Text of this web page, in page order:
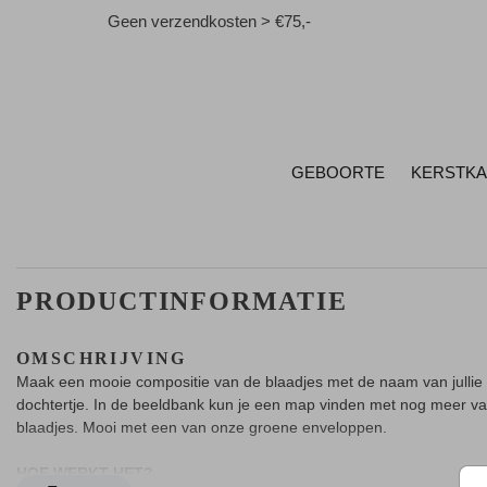
Geen verzendkosten > €75,-
GEBOORTE
PRODUCTINFORMATIE
OMSCHRIJVING
Maak een mooie compositie van de blaadjes met de naam van jullie
dochtertje. In de beeldbank kun je een map vinden met nog meer
blaadjes. Mooi met een van onze groene enveloppen.